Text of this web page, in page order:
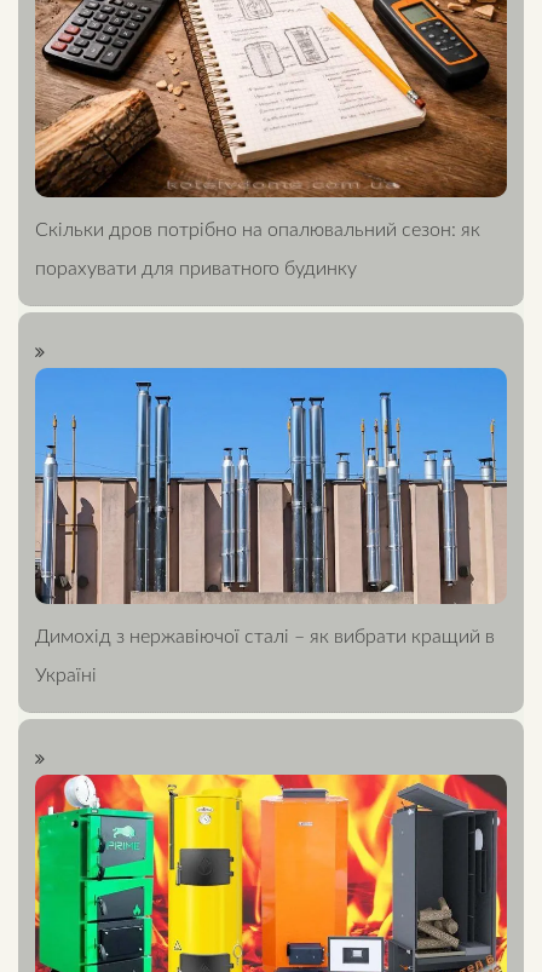
Скільки дров потрібно на опалювальний сезон: як
порахувати для приватного будинку
Димохід з нержавіючої сталі – як вибрати кращий в
Україні